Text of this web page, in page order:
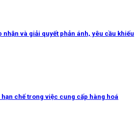
nhận và giải quyết phản ánh, yêu cầu khiếu
hạn chế trong việc cung cấp hàng hoá